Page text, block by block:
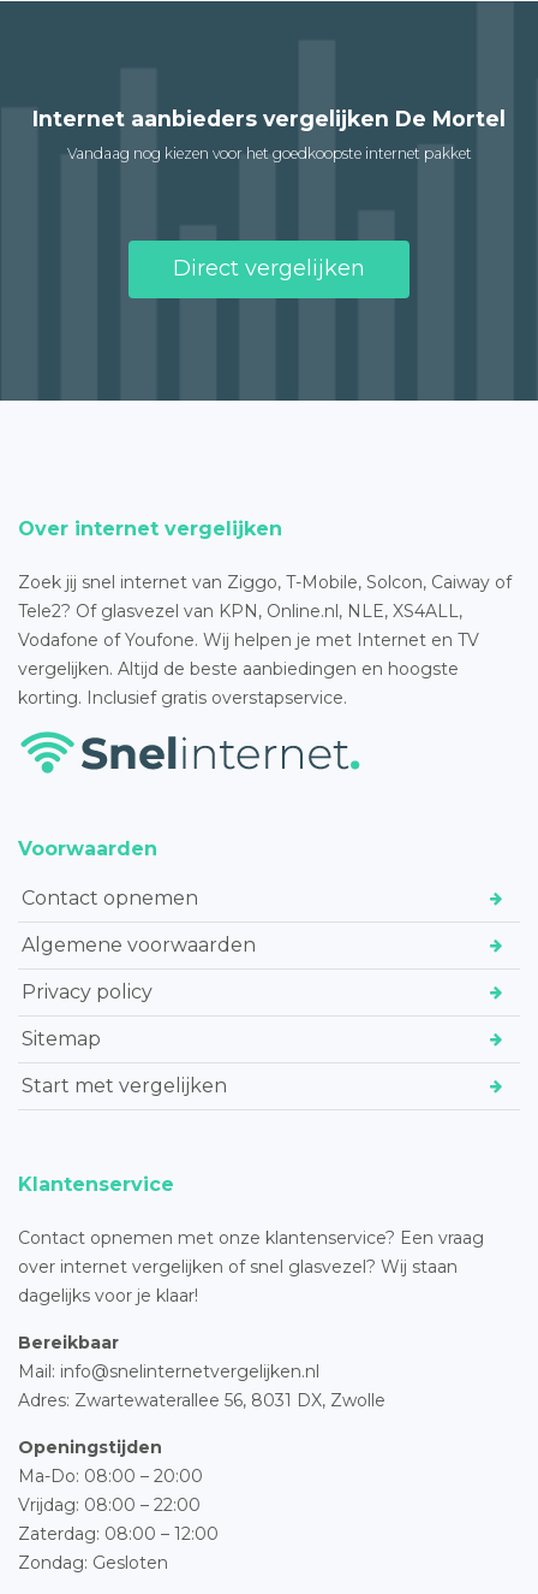
Internet aanbieders vergelijken De Mortel
Vandaag nog kiezen voor het goedkoopste internet pakket
Direct vergelijken
Over internet vergelijken
Zoek jij snel internet van Ziggo, T-Mobile, Solcon, Caiway of
Tele2? Of glasvezel van KPN, Online.nl, NLE, XS4ALL,
Vodafone of Youfone. Wij helpen je met Internet en TV
vergelijken. Altijd de beste aanbiedingen en hoogste
korting. Inclusief gratis overstapservice.
Voorwaarden
Contact opnemen
Algemene voorwaarden
Privacy policy
Sitemap
Start met vergelijken
Klantenservice
Contact opnemen met onze klantenservice? Een vraag
over internet vergelijken of snel glasvezel? Wij staan
dagelijks voor je klaar!
Bereikbaar
Mail: info@snelinternetvergelijken.nl
Adres: Zwartewaterallee 56, 8031 DX, Zwolle
Openingstijden
Ma-Do: 08:00 – 20:00
Vrijdag: 08:00 – 22:00
Zaterdag: 08:00 – 12:00
Zondag: Gesloten